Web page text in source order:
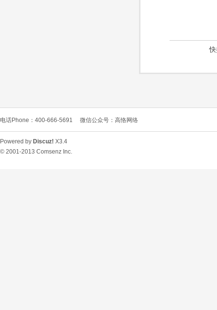
电话Phone：400-666-5691 微信公众号：高恪网络
Powered by Discuz! X3.4
© 2001-2013 Comsenz Inc.